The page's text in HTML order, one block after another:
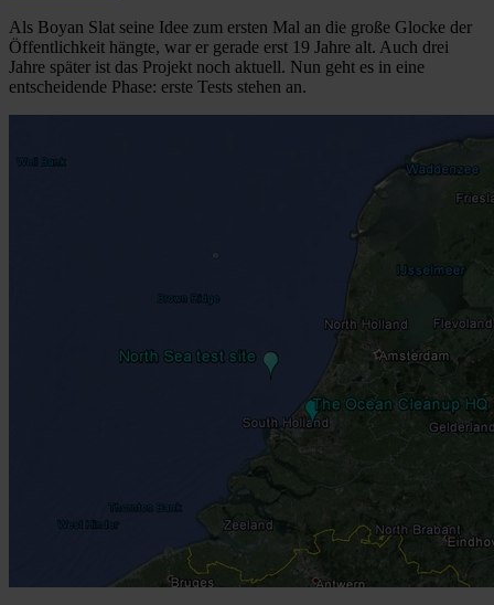
Als Boyan Slat seine Idee zum ersten Mal an die große Glocke der
Öffentlichkeit hängte, war er gerade erst 19 Jahre alt. Auch drei
Jahre später ist das Projekt noch aktuell. Nun geht es in eine
entscheidende Phase: erste Tests stehen an.